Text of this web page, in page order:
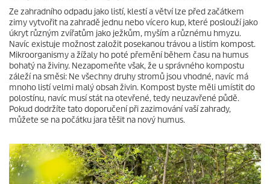
Ze zahradního odpadu jako listí, klestí a větví lze před začátkem
zimy vytvořit na zahradě jednu nebo vícero kup, které poslouží jako
úkryt různým zvířatům jako ježkům, myším a různému hmyzu.
Navíc existuje možnost založit posekanou trávou a listím kompost.
Mikroorganismy a žížaly ho poté přemění během času na humus
bohatý na živiny. Nezapomeňte však, že u správného kompostu
záleží na směsi: Ne všechny druhy stromů jsou vhodné, navíc má
mnoho listí velmi malý obsah živin. Kompost byste měli umístit do
polostínu, navíc musí stát na otevřené, tedy neuzavřené půdě.
Pokud dodržíte tato doporučení při zazimování vaší zahrady,
můžete se na počátku jara těšit na nový humus.